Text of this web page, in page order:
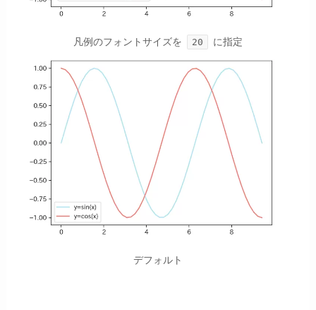
凡例のフォントサイズを 20 に指定
デフォルト